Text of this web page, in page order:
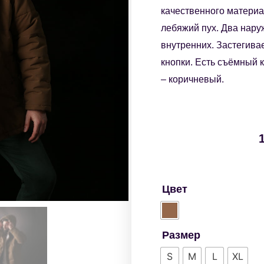
качественного
лебяжий пух. Два
внутренних.
кнопки. Есть съёмный
– коричневый.
Цвет
Размер
S
M L XL